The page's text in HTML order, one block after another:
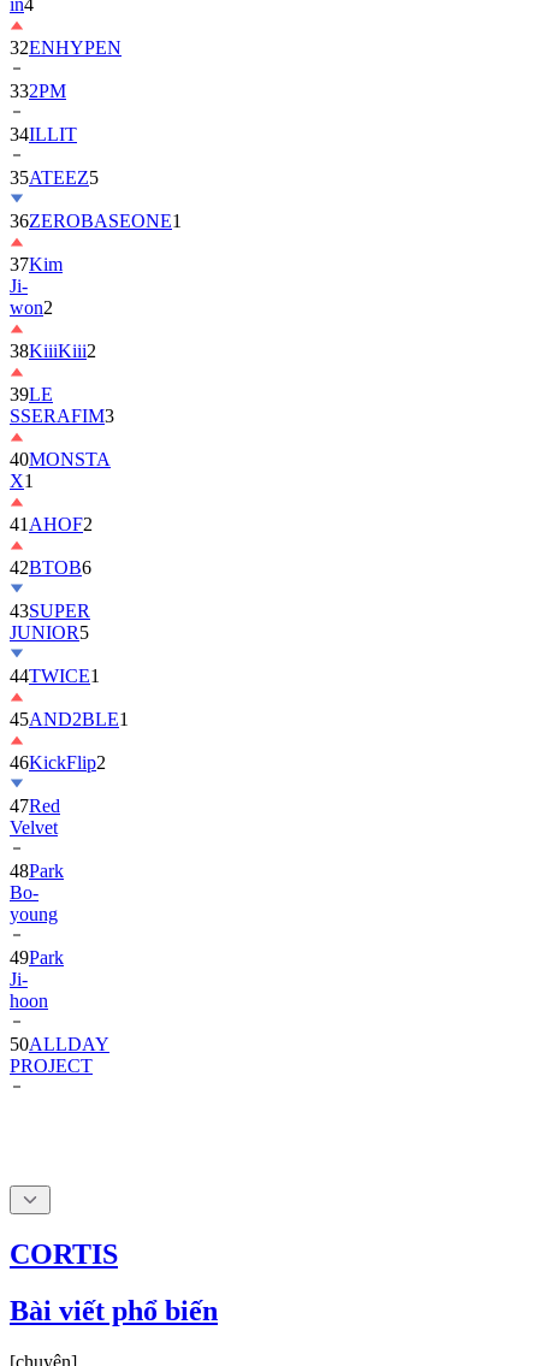
in4
32ENHYPEN
332PM
34ILLIT
35ATEEZ5
36ZEROBASEONE1
37Kim
Ji-
won2
38KiiiKiii2
39LE
SSERAFIM3
40MONSTA
X1
41 AHOF2
42BTOB6
43SUPER
JUNIOR5
44TWICE1
45AND2BLE1
46KickFlip2
47Red
Velvet
48Park
Bo-
young
49Park
Ji-
hoon
50ALLDAY
PROJECT
CORTIS
Bài viết phổ biến
[chuyện]